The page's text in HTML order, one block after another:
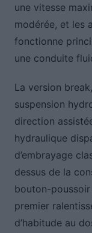
une vitesse
modérée, et les
fonctionne
une conduite
La version
suspension
direction
hydraulique
d’embrayage
dessus de la
bouton-
premier
d’habitude au